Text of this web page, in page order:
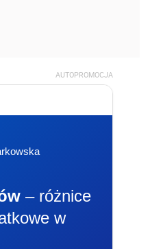
AUTOPROMOCJA
– różnice
w